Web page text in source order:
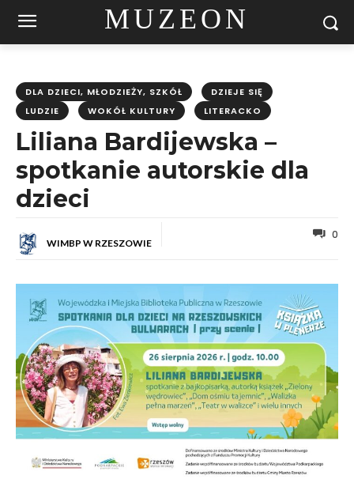
MUZEON
DLA DZIECI, MŁODZIEŻY, SZKÓŁ
DZIEJE SIĘ
LUDZIE
WOKÓŁ KULTURY LITERACKO
Liliana Bardijewska –
spotkanie autorskie dla
dzieci
WIMBP W RZESZOWIE
0